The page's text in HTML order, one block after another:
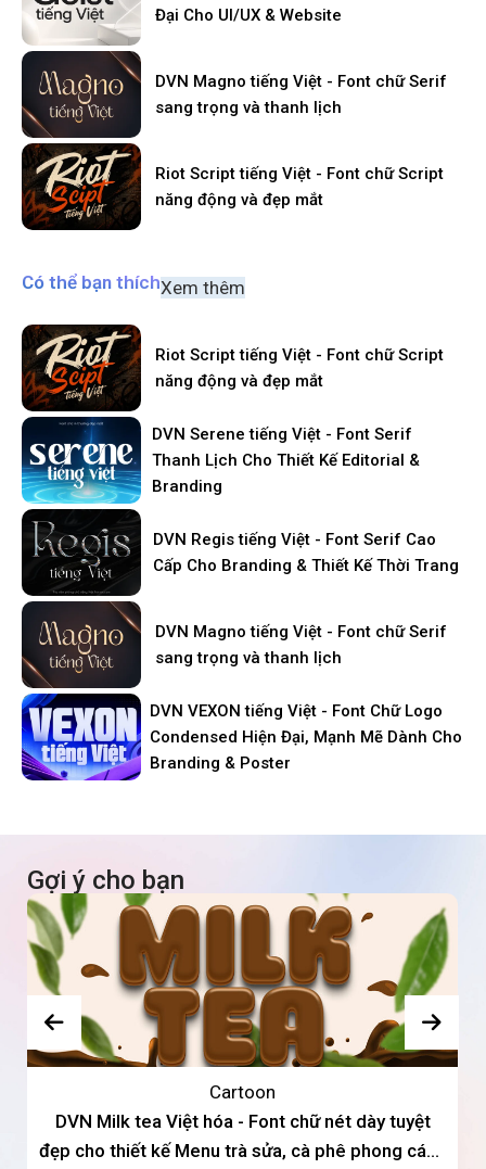
Đại Cho UI/UX & Website
DVN Magno tiếng Việt - Font chữ Serif
sang trọng và thanh lịch
Riot Script tiếng Việt - Font chữ Script
năng động và đẹp mắt
Có thể bạn thíchXem thêm
Riot Script tiếng Việt - Font chữ Script
năng động và đẹp mắt
DVN Serene tiếng Việt - Font Serif
Thanh Lịch Cho Thiết Kế Editorial &
Branding
DVN Regis tiếng Việt - Font Serif Cao
Cấp Cho Branding & Thiết Kế Thời Trang
DVN Magno tiếng Việt - Font chữ Serif
sang trọng và thanh lịch
DVN VEXON tiếng Việt - Font Chữ Logo
Condensed Hiện Đại, Mạnh Mẽ Dành Cho
Branding & Poster
Gợi ý cho bạn
Cartoon
DVN Milk tea Việt hóa - Font chữ nét dày tuyệt
đẹp cho thiết kế Menu trà sửa, cà phê phong cách